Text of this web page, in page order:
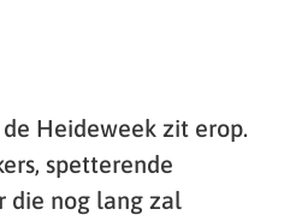
Heideweek zit erop.
spetterende
die nog lang zal